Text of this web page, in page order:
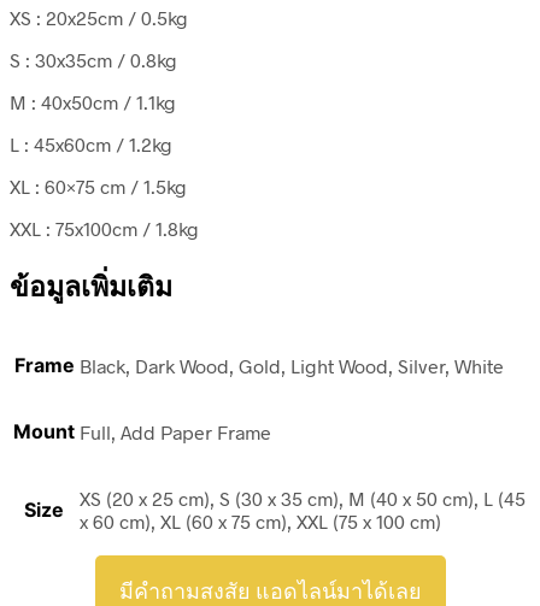
XS : 20x25cm / 0.5kg
S : 30x35cm / 0.8kg
M : 40x50cm / 1.1kg
L : 45x60cm / 1.2kg
XL : 60×75 cm / 1.5kg
XXL : 75x100cm / 1.8kg
ข้อมูลเพิ่มเติม
Frame Black, Dark Wood, Gold, Light Wood, Silver, White
Mount Full, Add Paper Frame
Size
XS (20 x 25 cm), S (30 x 35 cm), M (40 x 50 cm), L (45
x 60 cm), XL (60 x 75 cm), XXL (75 x 100 cm)
มีคำถามสงสัย แอดไลน์มาได้เลย